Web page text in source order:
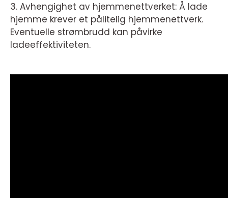
3. Avhengighet av hjemmenettverket: Å lade
hjemme krever et pålitelig hjemmenettverk.
Eventuelle strømbrudd kan påvirke
ladeeffektiviteten.